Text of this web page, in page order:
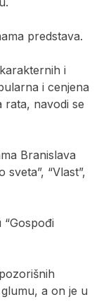
predstava.
i
i cenjena
rata, navodi se
Branislava
“Vlast”,
a on je u